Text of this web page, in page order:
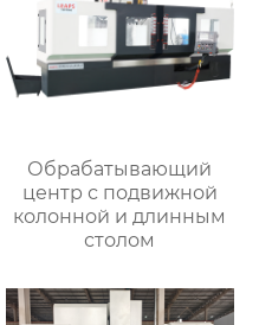
Обрабатывающий
центр с подвижной
колонной и длинным
столом